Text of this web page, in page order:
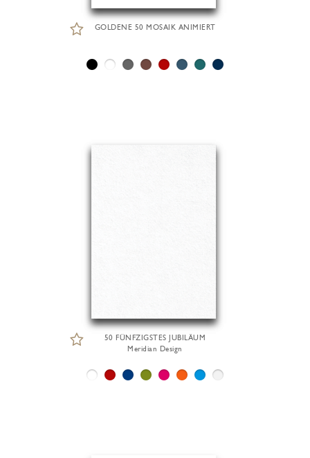
GOLDENE 50 MOSAIK ANIMIERT
50 FÜNFZIGSTES JUBILÄUM
Meridian Design